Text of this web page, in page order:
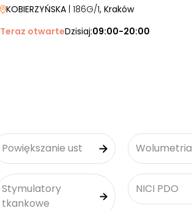
KOBIERZYŃSKA | 186G/1, Kraków
Teraz otwarteDzisiaj:09:00-20:00
Powiększanie ust Wolumetria
Stymulatory
tkankowe
NICI PDO